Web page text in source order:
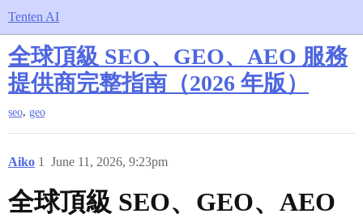
Tenten AI
全球頂級 SEO、GEO、AEO 服務
提供商完整指南（2026 年版）
seo, geo
Aiko June 11, 2026, 9:23pm
1
全球頂級 SEO、GEO、AEO